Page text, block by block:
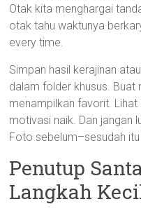
Otak kita menghargai
otak tahu waktunya
every time.
Simpan hasil kerajinan
dalam folder khusus. Buat
menampilkan favorit.
motivasi naik. Dan jangan
Foto sebelum–sesudah
Penutup
Langkah